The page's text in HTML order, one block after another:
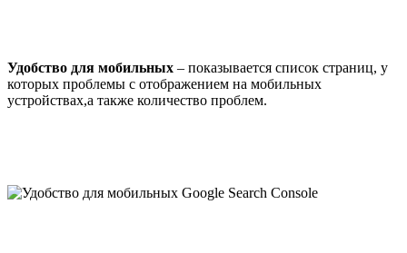
Удобство для мобильных – показывается список страниц, у
которых проблемы с отображением на мобильных
устройствах,а также количество проблем.